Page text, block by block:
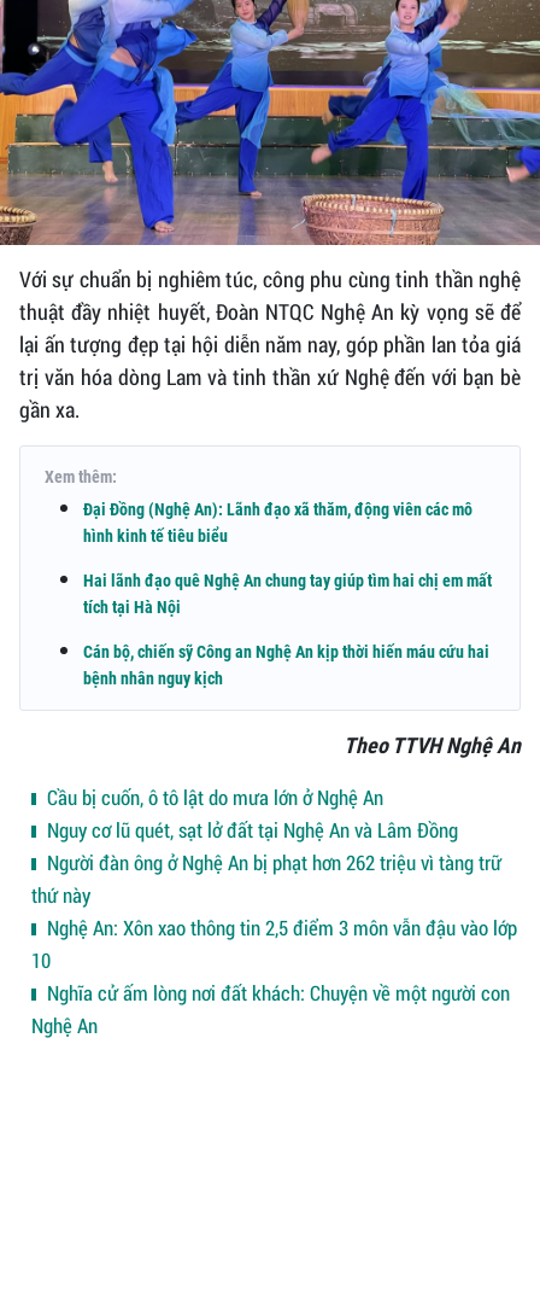
Với sự chuẩn bị nghiêm túc, công phu cùng tinh thần nghệ
thuật đầy nhiệt huyết, Đoàn NTQC Nghệ An kỳ vọng sẽ để
lại ấn tượng đẹp tại hội diễn năm nay, góp phần lan tỏa giá
trị văn hóa dòng Lam và tinh thần xứ Nghệ đến với bạn bè
gần xa.
Xem thêm:
Đại Đồng (Nghệ An): Lãnh đạo xã thăm, động viên các mô
hình kinh tế tiêu biểu
Hai lãnh đạo quê Nghệ An chung tay giúp tìm hai chị em mất
tích tại Hà Nội
Cán bộ, chiến sỹ Công an Nghệ An kịp thời hiến máu cứu hai
bệnh nhân nguy kịch
Theo TTVH Nghệ An
Cầu bị cuốn, ô tô lật do mưa lớn ở Nghệ An
Nguy cơ lũ quét, sạt lở đất tại Nghệ An và Lâm Đồng
Người đàn ông ở Nghệ An bị phạt hơn 262 triệu vì tàng trữ
thứ này
Nghệ An: Xôn xao thông tin 2,5 điểm 3 môn vẫn đậu vào lớp
10
Nghĩa cử ấm lòng nơi đất khách: Chuyện về một người con
Nghệ An